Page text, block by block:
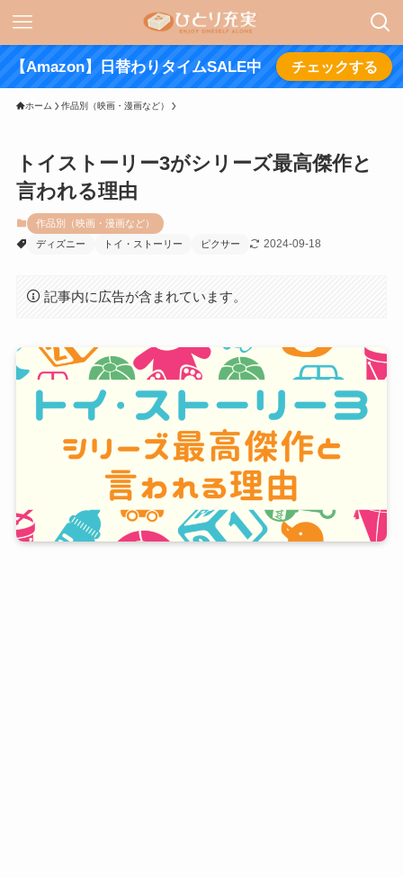
【Amazon】日替わりタイムSALE中 チェックする
ホーム 作品別（映画・漫画など）
トイストーリー3がシリーズ最高傑作と
言われる理由
作品別（映画・漫画など）
ディズニー
トイ・ストーリー ピクサー 2024-09-18
記事内に広告が含まれています。